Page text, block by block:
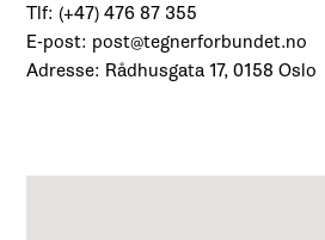
Tlf: (+47) 476 87 355
E-post: post@tegnerforbundet.no
Adresse: Rådhusgata 17, 0158 Oslo